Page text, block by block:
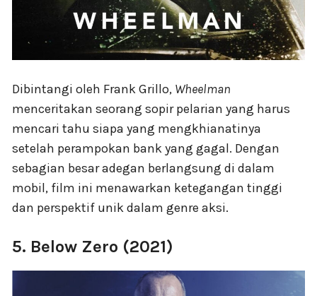
Dibintangi oleh Frank Grillo, Wheelman
menceritakan seorang sopir pelarian yang harus
mencari tahu siapa yang mengkhianatinya
setelah perampokan bank yang gagal. Dengan
sebagian besar adegan berlangsung di dalam
mobil, film ini menawarkan ketegangan tinggi
dan perspektif unik dalam genre aksi.
5. Below Zero (2021)